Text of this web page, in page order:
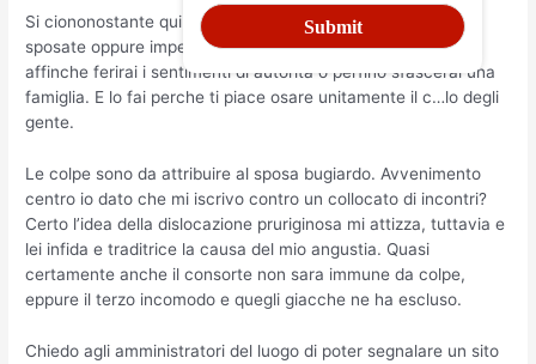
Si ciononostante qui sai giacche vai ad trovare persone
sposate oppure impegnate. Sei intenzionale del prodotto
affinche ferirai i sentimenti di autorita o perfino sfascerai una
famiglia. E lo fai perche ti piace osare unitamente il c…lo degli
gente.
Le colpe sono da attribuire al sposa bugiardo. Avvenimento
centro io dato che mi iscrivo contro un collocato di incontri?
Certo l’idea della dislocazione pruriginosa mi attizza, tuttavia e
lei infida e traditrice la causa del mio angustia. Quasi
certamente anche il consorte non sara immune da colpe,
eppure il terzo incomodo e quegli giacche ne ha escluso.
Chiedo agli amministratori del luogo di poter segnalare un sito